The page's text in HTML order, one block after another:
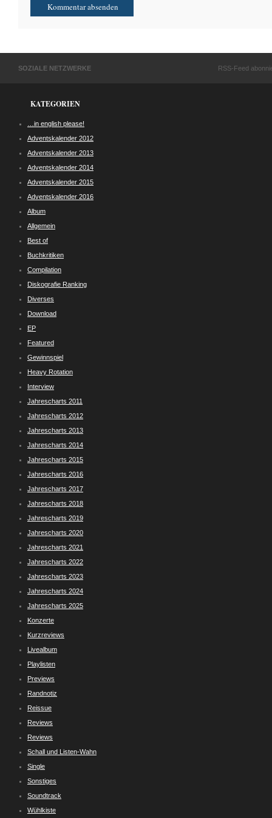
SOZIALE NETZWERKE RSS-Feed
KATEGORIEN
…in english please!
Adventskalender 2012
Adventskalender 2013
Adventskalender 2014
Adventskalender 2015
Adventskalender 2016
Album
Allgemein
Best of
Buchkritiken
Compilation
Diskografie Ranking
Diverses
Download
EP
Featured
Gewinnspiel
Heavy Rotation
Interview
Jahrescharts 2011
Jahrescharts 2012
Jahrescharts 2013
Jahrescharts 2014
Jahrescharts 2015
Jahrescharts 2016
Jahrescharts 2017
Jahrescharts 2018
Jahrescharts 2019
Jahrescharts 2020
Jahrescharts 2021
Jahrescharts 2022
Jahrescharts 2023
Jahrescharts 2024
Jahrescharts 2025
Konzerte
Kurzreviews
Livealbum
Playlisten
Previews
Randnotiz
Reissue
Reviews
Reviews
Schall und Listen-Wahn
Single
Sonstiges
Soundtrack
Wühlkiste